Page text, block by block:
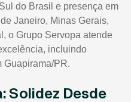
do Brasil e presença em
Janeiro, Minas Gerais,
o Grupo Servopa atende
incluindo
Guapirama/PR.
Solidez Desde